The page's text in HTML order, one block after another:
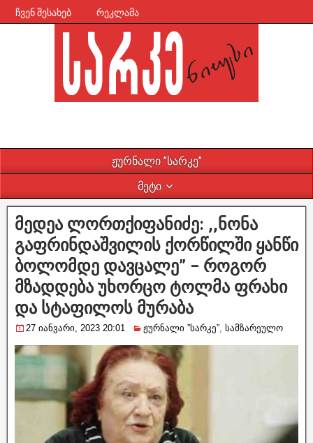
ჩვენ შესახებ რეკლამა
ჟურნალი ”სარკე”
მეტი
მედეა ლორთქიფანიძე: ,,ნონა
გაფრინდაშვილის ქორწილში ყანწი
ბოლომდე დავცალე” – როგორ
მზადდება უხორცო ტოლმა ფრახი
და სტაფილოს მურაბა
27 იანვარი, 2023 20:01 ჟურნალი ”სარკე”, სამზარეულო